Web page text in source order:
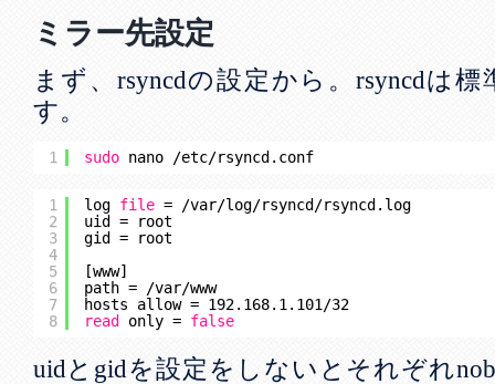
ミラー先設定
まず、rsyncdの設定から。rsyncdは
す。
1 sudo nano /etc/rsyncd .conf
1
2
3
4
5
6
7
8
log file = /var/log/rsyncd/rsyncd .log
uid = root
gid = root
[www]
path =
/var/www
hosts allow = 192.168.1.101 /32
read
only = false
uidとgidを設定をしないとそれぞれ